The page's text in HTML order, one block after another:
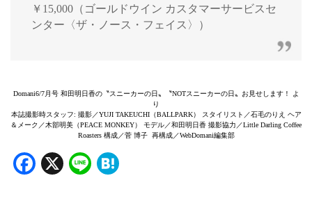
￥15,000（ゴールドウイン カスタマーサービスセ
ンター〈ザ・ノース・フェイス〉）
Domani6/7月号 和田明日香の〝スニーカーの日〟〝NOTスニーカーの日〟お見せします！ よ
り
本誌撮影時スタッフ: 撮影／YUJI TAKEUCHI（BALLPARK） スタイリスト／石毛のりえ ヘア
＆メーク／木部明美（PEACE MONKEY） モデル／和田明日香 撮影協力／Little Darling Coffee
Roasters 構成／菅 博子 再構成／WebDomani編集部
Facebook
X Line